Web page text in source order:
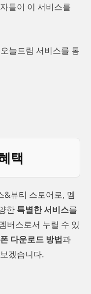
들이 이 서비스를
늘드림 서비스를 통
택
&뷰티 스토어로, 멤
한 특별한 서비스를
버스로서 누릴 수 있
다운로드 방법과
겠습니다.